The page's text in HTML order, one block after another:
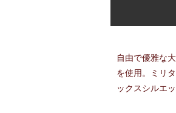
自由で優雅な
を使用。ミリ
ックスシルエ